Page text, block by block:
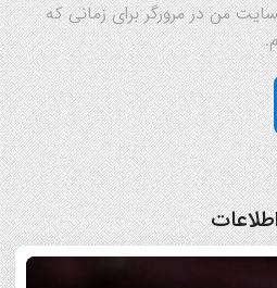
من در مرورگر برای زمانی که